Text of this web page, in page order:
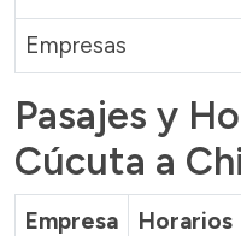
Empresas
Pasajes y
Cúcuta a
Empresa Horarios